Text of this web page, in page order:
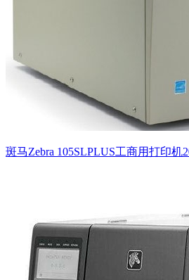
斑马Zebra 105SLPLUS工商用打印机